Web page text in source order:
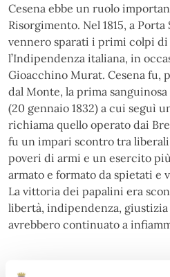
Cesena ebbe un ruolo
Risorgimento. Nel 1815, a
vennero sparati i primi colpi
l’Indipendenza italiana, in
Gioacchino Murat. Cesena fu,
dal Monte, la prima
(20 gennaio 1832) a cui seguì
richiama quello operato dai
fu un impari scontro tra
poveri di armi e un esercito
armato e formato da spietati e
La vittoria dei papalini era
libertà, indipendenza,
avrebbero continuato a